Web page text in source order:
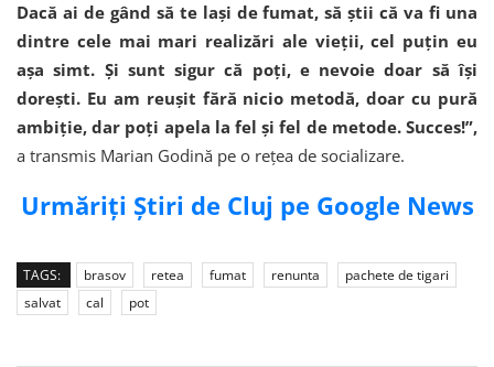
Dacă ai de gând să te lași de fumat, să știi că va fi una
dintre cele mai mari realizări ale vieții, cel puțin eu
așa simt. Și sunt sigur că poți, e nevoie doar să își
dorești. Eu am reușit fără nicio metodă, doar cu pură
ambiție, dar poți apela la fel și fel de metode. Succes!”,
a transmis Marian Godină pe o rețea de socializare.
Urmăriți Știri de Cluj pe Google News
TAGS: brasov retea fumat renunta
pachete de tigari
salvat
cal pot